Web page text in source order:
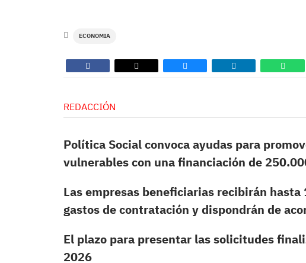
ECONOMIA
REDACCIÓN
Política Social convoca ayudas para
vulnerables con una financiación de
Las empresas beneficiarias recibirán
gastos de contratación y dispondrán de
El plazo para presentar las solicitudes
2026